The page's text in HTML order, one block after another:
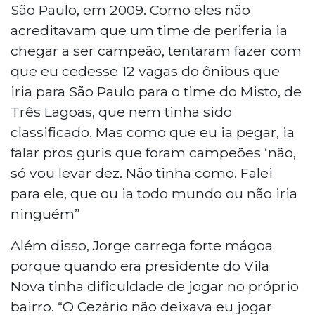
São Paulo, em 2009. Como eles não
acreditavam que um time de periferia ia
chegar a ser campeão, tentaram fazer com
que eu cedesse 12 vagas do ônibus que
iria para São Paulo para o time do Misto, de
Três Lagoas, que nem tinha sido
classificado. Mas como que eu ia pegar, ia
falar pros guris que foram campeões ‘não,
só vou levar dez. Não tinha como. Falei
para ele, que ou ia todo mundo ou não iria
ninguém”
Além disso, Jorge carrega forte mágoa
porque quando era presidente do Vila
Nova tinha dificuldade de jogar no próprio
bairro. “O Cezário não deixava eu jogar